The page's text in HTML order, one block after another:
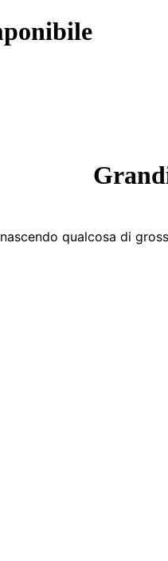
qualcosa di